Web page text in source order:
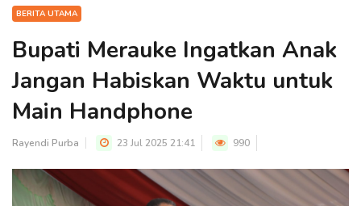
BERITA UTAMA
Bupati Merauke Ingatkan Anak
Jangan Habiskan Waktu untuk
Main Handphone
Rayendi Purba 23 Jul 2025 21:41 990